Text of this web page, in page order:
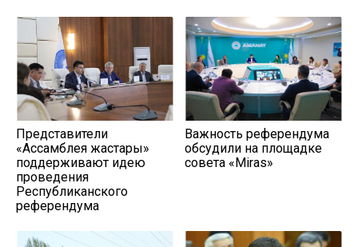
Представители
«Ассамблея жастары»
поддерживают идею
проведения
Республиканского
референдума
Важность референдума
обсудили на площадке
совета «Miras»